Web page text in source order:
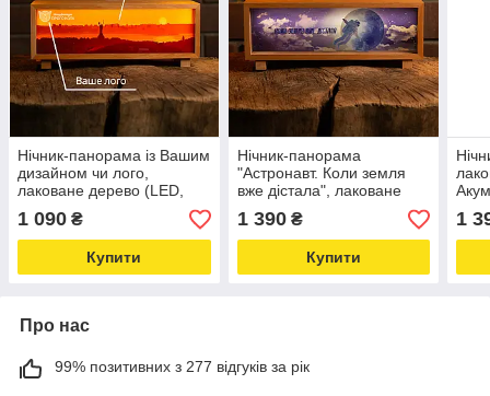
Нічник-панорама із Вашим
дизайном чи лого,
лаковане дерево (LED,
Акумулятор, USB Type-C)
1 090 ₴
Купити
Нічник-панорама
"Астронавт. Коли земля
вже дістала", лаковане
дерево (LED, Акумулятор,
USB Type-C)
1 390₴
Купити
1
Про нас
99% позитивних з 277 відгуків за рік